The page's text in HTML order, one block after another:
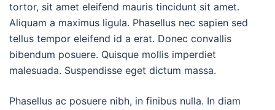
tortor, sit amet eleifend mauris tincidunt sit amet.
Aliquam a maximus ligula. Phasellus nec sapien sed
tellus tempor eleifend id a erat. Donec convallis
bibendum posuere. Quisque mollis imperdiet
malesuada. Suspendisse eget dictum massa.
Phasellus ac posuere nibh, in finibus nulla. In diam